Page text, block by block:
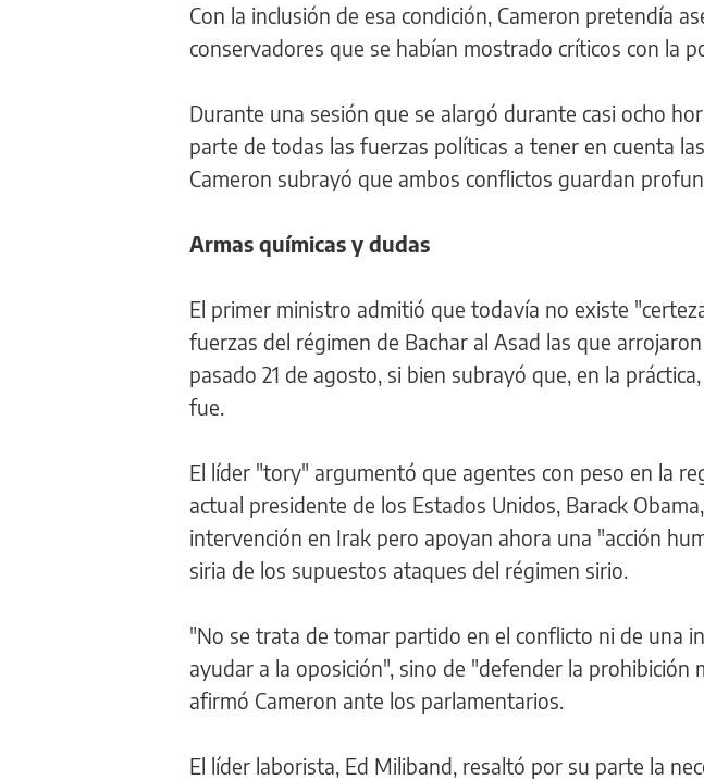
Con la inclusión de esa condición, Cameron pretendía
conservadores que se habían mostrado críticos con la
Durante una sesión que se alargó durante casi ocho
parte de todas las fuerzas políticas a tener en cuenta
Cameron subrayó que ambos conflictos guardan
Armas químicas y dudas
El primer ministro admitió que todavía no existe
fuerzas del régimen de Bachar al Asad las que
pasado 21 de agosto, si bien subrayó que, en la
fue.
El líder "tory" argumentó que agentes con peso en la
actual presidente de los Estados Unidos, Barack
intervención en Irak pero apoyan ahora una "acción
siria de los supuestos ataques del régimen sirio.
"No se trata de tomar partido en el conflicto ni de una
ayudar a la oposición", sino de "defender la prohibición
afirmó Cameron ante los parlamentarios.
El líder laborista, Ed Miliband, resaltó por su parte la